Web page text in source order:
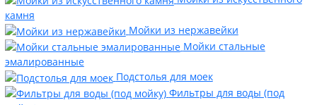
камня
Мойки из нержавейки
Мойки стальные
эмалированные
Подстолья для моек
Фильтры для воды (под